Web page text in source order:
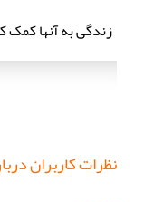
زندگی به آنها کمک
نظرات کاربران